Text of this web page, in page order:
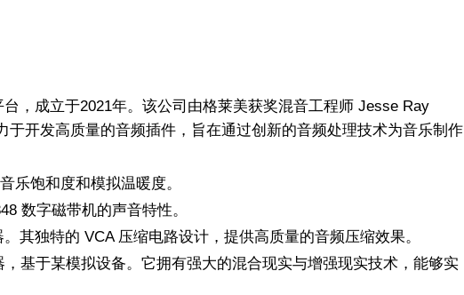
，成立于2021年。该公司由格莱美获奖混音工程师 Jesse Ray
开发高质量的音频插件，旨在通过创新的音频处理技术为音乐制作
乐饱和度和模拟温暖度。
数字磁带机的声音特性。
其独特的 VCA 压缩电路设计，提供高质量的音频压缩效果。
，基于某模拟设备。它拥有强大的混合现实与增强现实技术，能够实